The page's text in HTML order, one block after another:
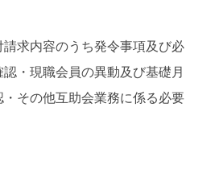
求内容のうち発令事項及び必
・現職会員の異動及び基礎月
その他互助会業務に係る必要